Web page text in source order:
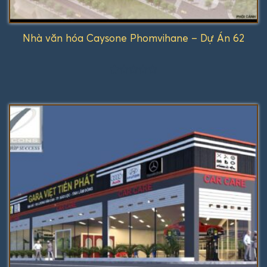
Nhà văn hóa Caysone Phomvihane – Dự Án 62
hạng